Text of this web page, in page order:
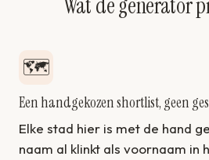
Wat de generator
🗺️
Een handgekozen shortlist, geen
Elke stad hier is met de hand
naam al klinkt als voornaam in